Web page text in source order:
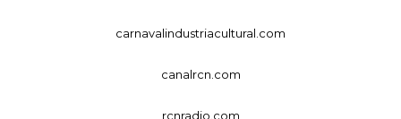
carnavalindustriacultural.com
canalrcn.com
rcnradio.com